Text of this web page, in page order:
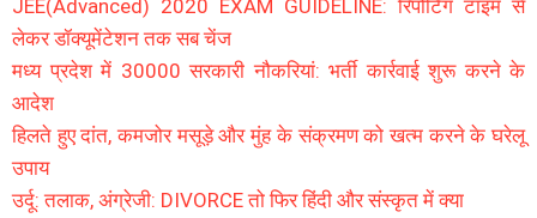
JEE(Advanced) 2020 EXAM GUIDELINE: रिपोर्टिंग टाइम से
लेकर डॉक्यूमेंटेशन तक सब चेंज
मध्य प्रदेश में 30000 सरकारी नौकरियां: भर्ती कार्रवाई शुरू करने के
आदेश
हिलते हुए दांत, कमजोर मसूड़े और मुंह के संक्रमण को खत्म करने के घरेलू
उपाय
उर्दू: तलाक, अंग्रेजी: DIVORCE तो फिर हिंदी और संस्कृत में क्या